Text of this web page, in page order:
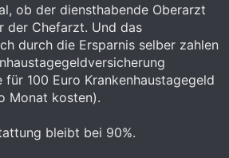
ob der diensthabende Oberarzt
der Chefarzt. Und das
durch die Ersparnis selber zahlen
für 100 Euro Krankenhaustagegeld
Monat kosten).
bleibt bei 90%.